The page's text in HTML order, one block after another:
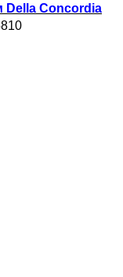
Della Concordia